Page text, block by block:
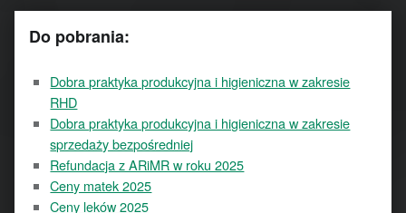
Do pobrania:
Dobra praktyka produkcyjna i higieniczna w zakresie
RHD
Dobra praktyka produkcyjna i higieniczna w zakresie
sprzedaży bezpośredniej
Refundacja z ARiMR w roku 2025
Ceny matek 2025
Ceny leków 2025